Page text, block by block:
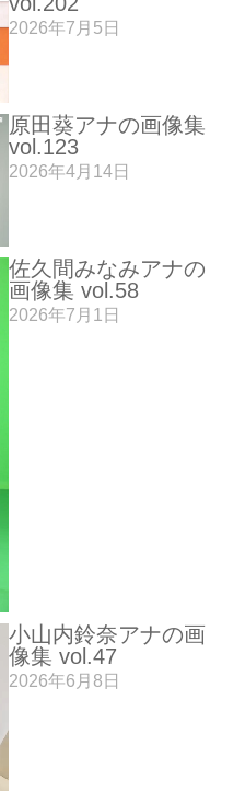
2026年7月5日
原田葵アナの画像集
vol.123
2026年4月14日
佐久間みなみアナの
画像集 vol.58
2026年7月1日
小山内鈴奈アナの画
像集 vol.47
2026年6月8日